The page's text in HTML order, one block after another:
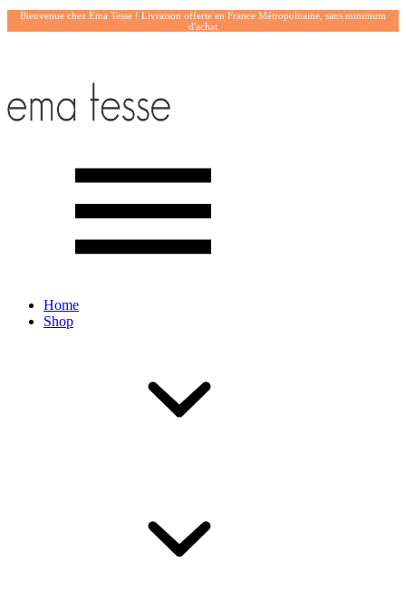
Bienvenue chez Ema Tesse ! Livraison offerte en France Métropolitaine, sans minimum
d'achat
Home
Shop